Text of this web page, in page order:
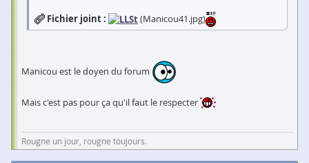
Fichier joint : (Manicou41.jpg)
Manicou est le doyen du forum
Mais c'est pas pour ça qu'il faut le respecter
Rougne un jour, rougne toujours.